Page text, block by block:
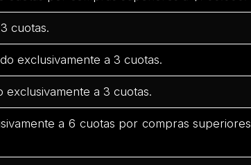
cuotas.
exclusivamente a 3 cuotas.
a 3 cuotas.
a 6 cuotas por compras superiores